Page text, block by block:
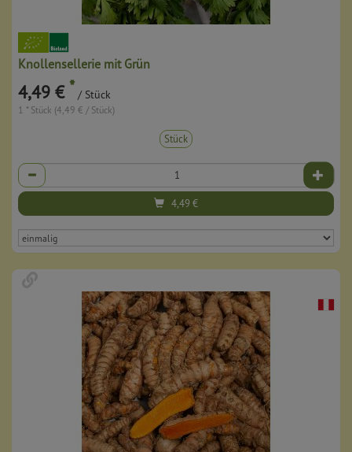
Knollensellerie mit Grün
4,49 € * / Stück
1 * Stück (4,49 € / Stück)
Stück
Anzahl
4,49€